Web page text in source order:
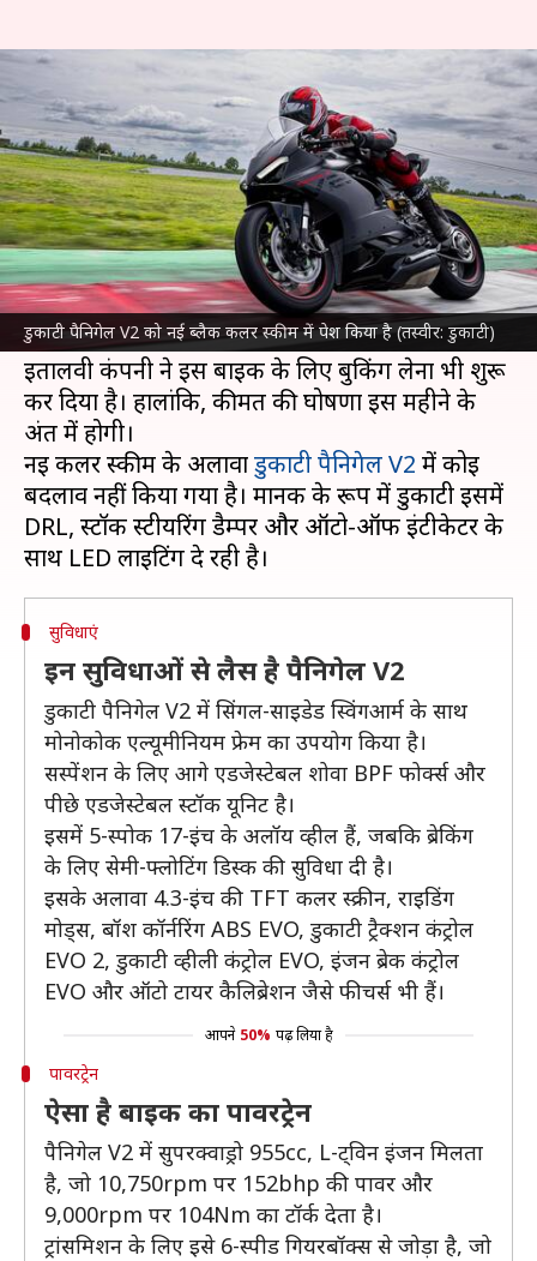
डुकाटी पैनिगेल V2 को नई ब्लैक कलर स्कीम में पेश किया है (तस्वीर: डुकाटी)
डुकाटी पैनिगेल V2 में मिलेगा नए रंग
का विकल्प, बुकिंग हुई शुरू
लेखन दिनेश चंद शर्मा Apr 17, 2024 09:51 am
क्या है खबर?
दोपहिया वाहन निर्माताडुकाटीने अपनी पैनिगेल V2
बाइक में एक नई ब्लैक-ऑन-ब्लैक कलर स्कीम पेश की
है।
इतालवी कंपनी ने इस बाइक के लिए बुकिंग लेना भी शुरू
कर दिया है। हालांकि, कीमत की घोषणा इस महीने के
अंत में होगी।
नई कलर स्कीम के अलावाडुकाटी पैनिगेल V2 में कोई
बदलाव नहीं किया गया है। मानक के रूप में डुकाटी इसमें
DRL, स्टॉक स्टीयरिंग डैम्पर और ऑटो-ऑफ इंटीकेटर के
सुविधाएं
इन सुविधाओं से लैस है पैनिगेल V2
डुकाटी पैनिगेल V2 में सिंगल-साइडेड स्विंगआर्म के साथ
मोनोकोक एल्यूमीनियम फ्रेम का उपयोग किया है।
सस्पेंशन के लिए आगे एडजेस्टेबल शोवा BPF फोर्क्स और
पीछे एडजेस्टेबल स्टॉक यूनिट है।
इसमें 5-स्पोक 17-इंच के अलॉय व्हील हैं, जबकि ब्रेकिंग
के लिए सेमी-फ्लोटिंग डिस्क की सुविधा दी है।
इसके अलावा 4.3-इंच की TFT कलर स्क्रीन, राइडिंग
मोड्स, बॉश कॉर्नरिंग ABS EVO, डुकाटी ट्रैक्शन कंट्रोल
EVO 2, डुकाटी व्हीली कंट्रोल EVO, इंजन ब्रेक कंट्रोल
EVO और ऑटो टायर कैलिब्रेशन जैसे फीचर्स भी हैं।
आपने 50% पढ़ लिया है
पावरट्रेन
ऐसा है बाइक का पावरट्रेन
पैनिगेल V2 में सुपरक्वाड्रो 955cc, L-ट्विन इंजन मिलता
है, जो 10,750rpm पर 152bhp की पावर और
9,000rpm पर 104Nm का टॉर्क देता है।
ट्रांसमिशन के लिए इसे 6-स्पीड गियरबॉक्स से जोड़ा है, जो